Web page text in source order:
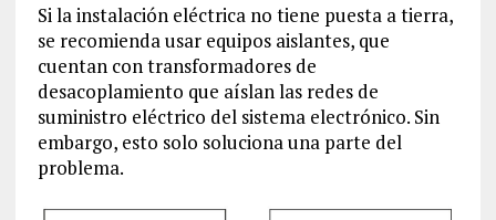
Si la instalación eléctrica no tiene puesta a tierra,
se recomienda usar equipos aislantes, que
cuentan con transformadores de
desacoplamiento que aíslan las redes de
suministro eléctrico del sistema electrónico. Sin
embargo, esto solo soluciona una parte del
problema.